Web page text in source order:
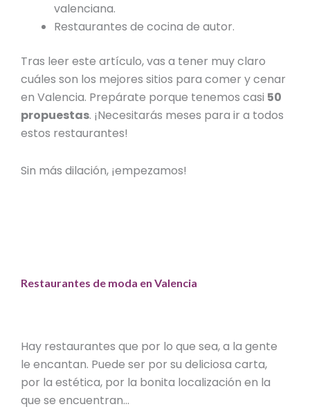
valenciana.
Restaurantes de cocina de autor.
Tras leer este artículo, vas a tener muy claro
cuáles son los mejores sitios para comer y cenar
en Valencia. Prepárate porque tenemos casi 50
propuestas. ¡Necesitarás meses para ir a todos
estos restaurantes!
Sin más dilación, ¡empezamos!
Restaurantes de moda en Valencia
Hay restaurantes que por lo que sea, a la gente
le encantan. Puede ser por su deliciosa carta,
por la estética, por la bonita localización en la
que se encuentran…